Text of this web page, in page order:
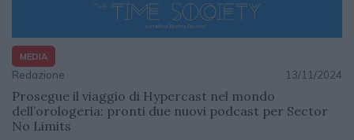
MEDIA
Redazione 13/11/2024
Prosegue il viaggio di Hypercast nel mondo
dell’orologeria: pronti due nuovi podcast per Sector
No Limits